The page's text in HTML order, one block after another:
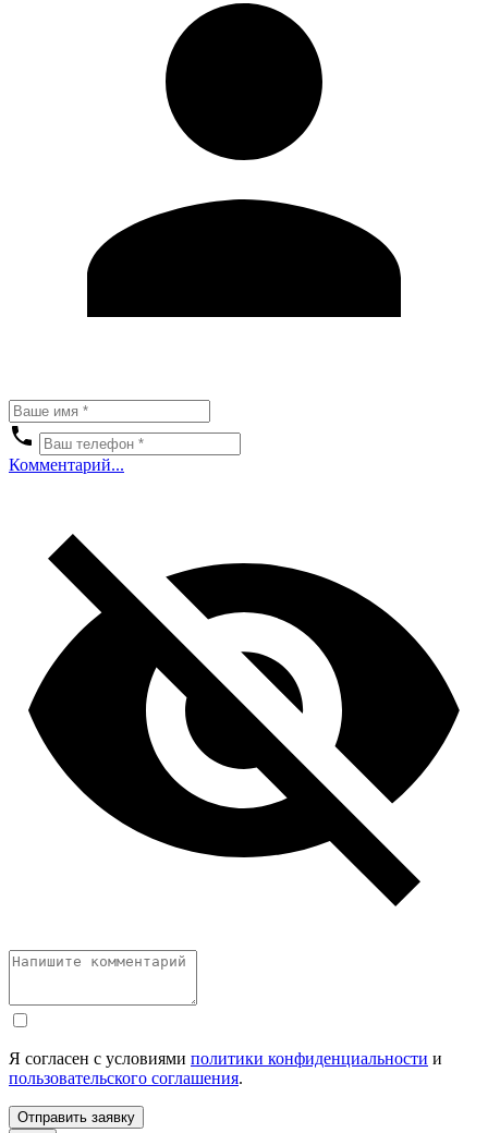
Комментарий...
Я согласен с условиями политики конфиденциальности и
пользовательского соглашения.
Отправить заявку